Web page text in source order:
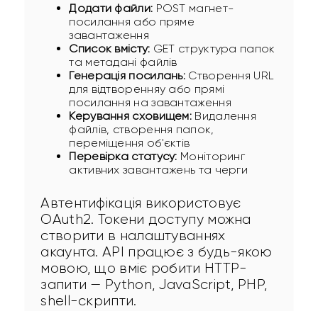
Додати файли: POST магнет-
посилання або пряме
завантаження
Список вмісту: GET структура папок
та метадані файлів
Генерація посилань: Створення URL
для відтворенняу або прямі
посилання на завантаження
Керування сховищем: Видалення
файлів, створення папок,
переміщення об'єктів
Перевірка статусу: Моніторинг
активних завантажень та черги
Автентифікація використовує
OAuth2. Токени доступу можна
створити в налаштуваннях
акаунта. API працює з будь-якою
мовою, що вміє робити HTTP-
запити — Python, JavaScript, PHP,
shell-скрипти.